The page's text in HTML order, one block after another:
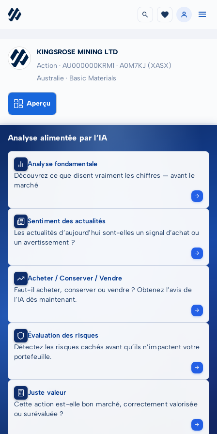
KINGSROSE MINING LTD
Action · AU000000KRM1 · A0M7KJ (XASX)
Australie · Basic Materials
Aperçu
Analyse alimentée par l’IA
Analyse fondamentale
Découvrez ce que disent vraiment les chiffres — avant le
marché
Sentiment des actualités
Les actualités d’aujourd’hui sont-elles un signal d’achat ou
un avertissement ?
Acheter / Conserver / Vendre
Faut-il acheter, conserver ou vendre ? Obtenez l’avis de
l’IA dès maintenant.
Évaluation des risques
Détectez les risques cachés avant qu’ils n’impactent votre
portefeuille.
Juste valeur
Cette action est-elle bon marché, correctement valorisée
ou surévaluée ?